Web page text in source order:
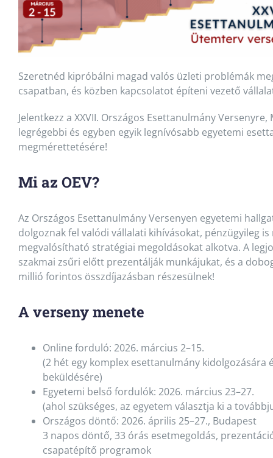
Szeretnéd kipróbálni magad valós üzleti problémák
csapatban, és közben kapcsolatot építeni vezető
Jelentkezz a XXVII. Országos Esettanulmány
legrégebbi és egyben egyik legnívósabb egyetemi
megmérettetésére!
Mi az OEV?
Az Országos Esettanulmány Versenyen egyetemi
dolgoznak fel valódi vállalati kihívásokat, pénzügyileg
megvalósítható stratégiai megoldásokat alkotva. A
szakmai zsűri előtt prezentálják munkájukat, és a
millió forintos összdíjazásban részesülnek!
A verseny menete
Online forduló: 2026. március 2–15.
(2 hét egy komplex esettanulmány kidolgozására
beküldésére)
Egyetemi belső fordulók: 2026. március 23–27.
(ahol szükséges, az egyetem választja ki a
Országos döntő: 2026. április 25–27., Budapest
3 napos döntő, 33 órás esetmegoldás,
csapatépítő programok